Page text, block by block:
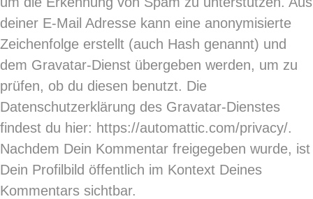
deiner E-Mail Adresse kann eine anonymisierte
Zeichenfolge erstellt (auch Hash genannt) und
dem Gravatar-Dienst übergeben werden, um zu
prüfen, ob du diesen benutzt. Die
Datenschutzerklärung des Gravatar-Dienstes
findest du hier: https://automattic.com/privacy/.
Nachdem Dein Kommentar freigegeben wurde, ist
Dein Profilbild öffentlich im Kontext Deines
Kommentars sichtbar.